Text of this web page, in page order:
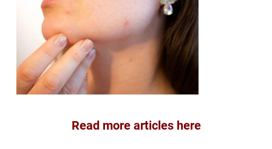
Read more articles here